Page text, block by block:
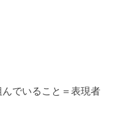
でいること＝表現者